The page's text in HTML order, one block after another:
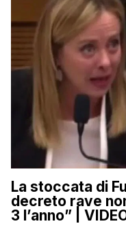
La stoccata di
decreto rave
3 l’anno” |